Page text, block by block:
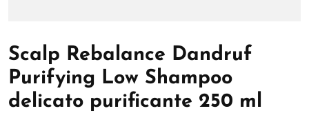
Scalp Rebalance Dandruf
Purifying Low Shampoo
delicato purificante 250 ml